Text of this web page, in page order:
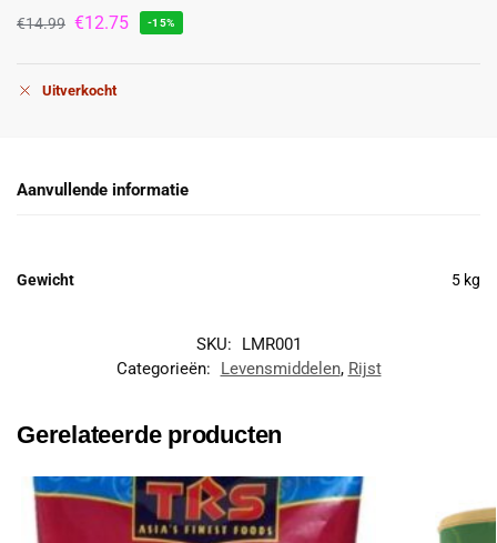
€14.99 €12.75 -15%
Uitverkocht
Aanvullende informatie
Gewicht 5 kg
SKU:
LMR001
Categorieën:
Levensmiddelen, Rijst
Gerelateerde producten